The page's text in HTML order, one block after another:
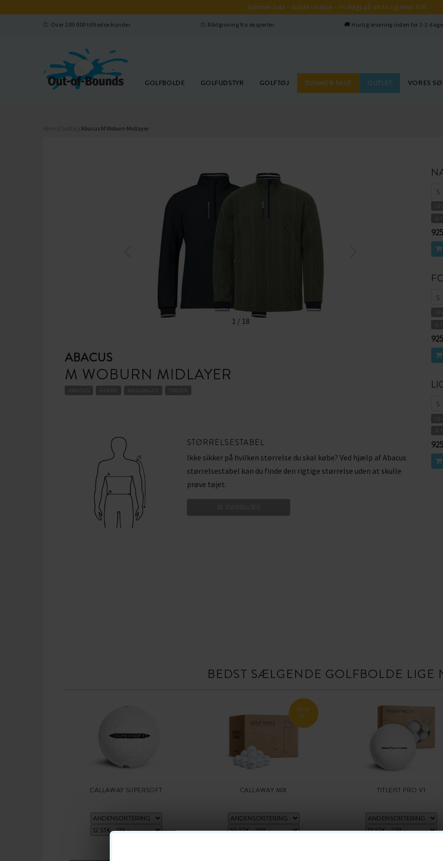
Summer Sale – Sidste chance – Fri fragt på alt til og med 9/8!
Over 200 000 tilfredse kunder Rådgivning fra eksperter 🚚 Hurtig levering inden for 1-2 dage
GOLFBOLDE GOLFUDSTYR GOLFTØJ SUMMER SALE OUTLET VORES
/ / Abacus M Woburn Midlayer
1 / 18
ABACUS
M WOBURN MIDLAYER
ABACUS MELLEMLAG TRØJER
STØRRELSESTABEL
Ikke sikker på hvilken størrelse du skal købe? Ved hjælp af Abacus
størrelsestabel kan du finde den rigtige størrelse uden at skulle
prøve tøjet.
SE STØRRELSER
⚠️
⚠️
⚠️
BEDST SÆLGENDE GOLFBOLDE LIGE
CALLAWAY SUPERSOFT
SPAR
79,-
CALLAWAY MIX TITLEIST PRO V1